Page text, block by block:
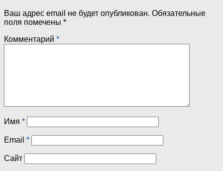
Ваш адрес email не будет опубликован. Обязательные
поля помечены *
Комментарий *
Имя *
Email *
Сайт